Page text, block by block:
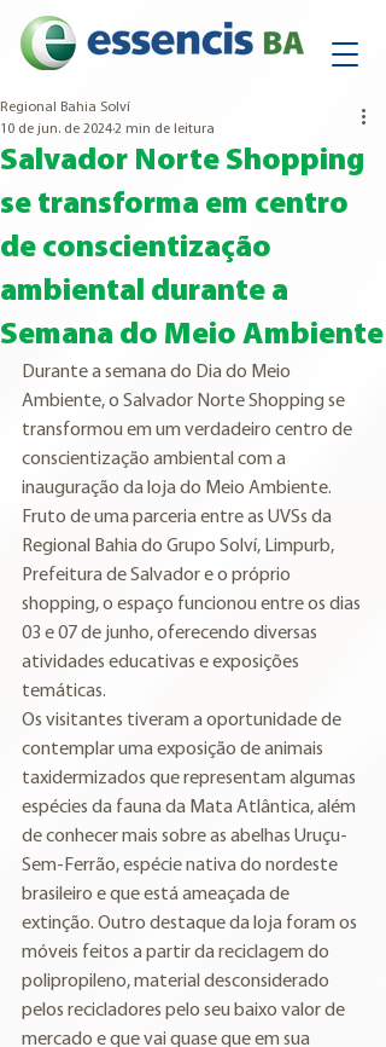
Salvador Norte Shopping
se transforma em centro
de conscientização
ambiental durante a
Semana do Meio Ambiente
Regional Bahia Solví
10 de jun. de 20242 min de leitura
Durante a semana do Dia do Meio
Ambiente, o Salvador Norte Shopping se
transformou em um verdadeiro centro de
conscientização ambiental com a
inauguração da loja do Meio Ambiente.
Fruto de uma parceria entre as UVSs da
Regional Bahia do Grupo Solví, Limpurb,
Prefeitura de Salvador e o próprio
shopping, o espaço funcionou entre os dias
03 e 07 de junho, oferecendo diversas
atividades educativas e exposições
temáticas.
Os visitantes tiveram a oportunidade de
contemplar uma exposição de animais
taxidermizados que representam algumas
espécies da fauna da Mata Atlântica, além
de conhecer mais sobre as abelhas Uruçu-
Sem-Ferrão, espécie nativa do nordeste
brasileiro e que está ameaçada de
extinção. Outro destaque da loja foram os
móveis feitos a partir da reciclagem do
polipropileno, material desconsiderado
pelos recicladores pelo seu baixo valor de
mercado e que vai quase que em sua